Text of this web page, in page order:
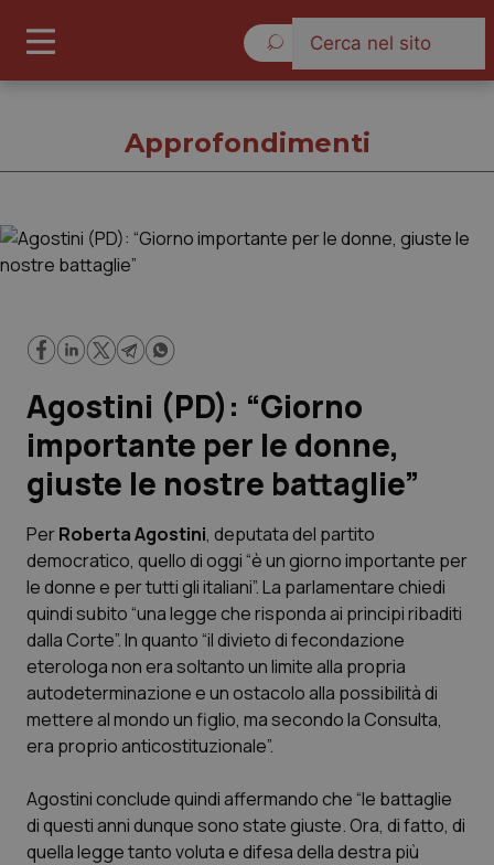
Governo e Parlamento
Regioni e Asl
Lavoro e Professioni
Scienza e Farmaci
Studi e Analisi
Lettere al direttore
Edizioni Regionali
Professionisti Sanitari.AI
Approfondimenti
Agostini (PD): “Giorno
importante per le donne,
giuste le nostre battaglie”
PerRoberta Agostini, deputata del partito
democratico, quello di oggi “è un giorno importante per
le donne e per tutti gli italiani”. La parlamentare chiedi
quindi subito “una legge che risponda ai principi ribaditi
dalla Corte”. In quanto “il divieto di fecondazione
eterologa non era soltanto un limite alla propria
autodeterminazione e un ostacolo alla possibilità di
mettere al mondo un figlio, ma secondo la Consulta,
era proprio anticostituzionale”.
Agostini conclude quindi affermando che “le battaglie
di questi anni dunque sono state giuste. Ora, di fatto, di
quella legge tanto voluta e difesa della destra più